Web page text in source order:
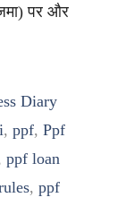
पर और
Diary
, ppf, Ppf
ppf loan
, ppf